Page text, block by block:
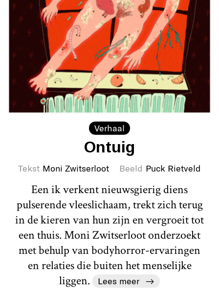
Verhaal
Ontuig
Tekst Moni Zwitserloot Beeld Puck Rietveld
Een ik verkent nieuwsgierig diens
pulserende vleeslichaam, trekt zich terug
in de kieren van hun zijn en vergroeit tot
een thuis. Moni Zwitserloot onderzoekt
met behulp van bodyhorror-ervaringen
en relaties die buiten het menselijke
liggen.
Lees meer